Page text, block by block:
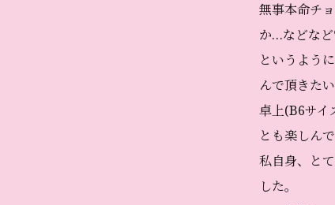
無事本命チ
か…などな
というよう
んで頂きた
卓上(B6サイ
とも楽しん
私自身、と
した。